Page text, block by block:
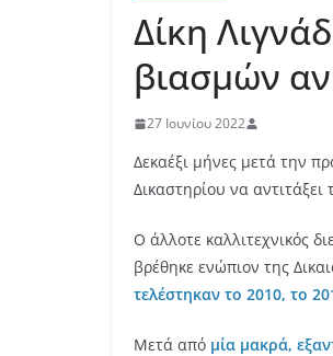
Δίκη
βιασμών
27 Ιουνίου 2022
Δεκαέξι μήνες μετά την
Δικαστηρίου να
Ο άλλοτε καλλιτεχνικός
βρέθηκε ενώπιον της
τελέστηκαν το 2010, το
Μετά από μία μακρά,